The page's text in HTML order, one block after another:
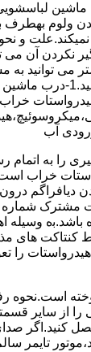
ماشین
وﻟﻮم بهطرف
و
نکردن آن می
می توانید به
را ﺑﻪ اﺗﻤﺎم
نمیشود.۱٫
دﯾﺎﻓﺮاﮔﻢ درون
وسیله
ﮐﻨﺘﺎﮐﺖ ﻫﺎی
را
اﺳﺖ.نحوه
را از ﺳﺎﯾﺮ
برق ۲۲۰ وﻟﺖ ﻣﺘﺼﻞ
ﺗﺎﯾﻤﺮ